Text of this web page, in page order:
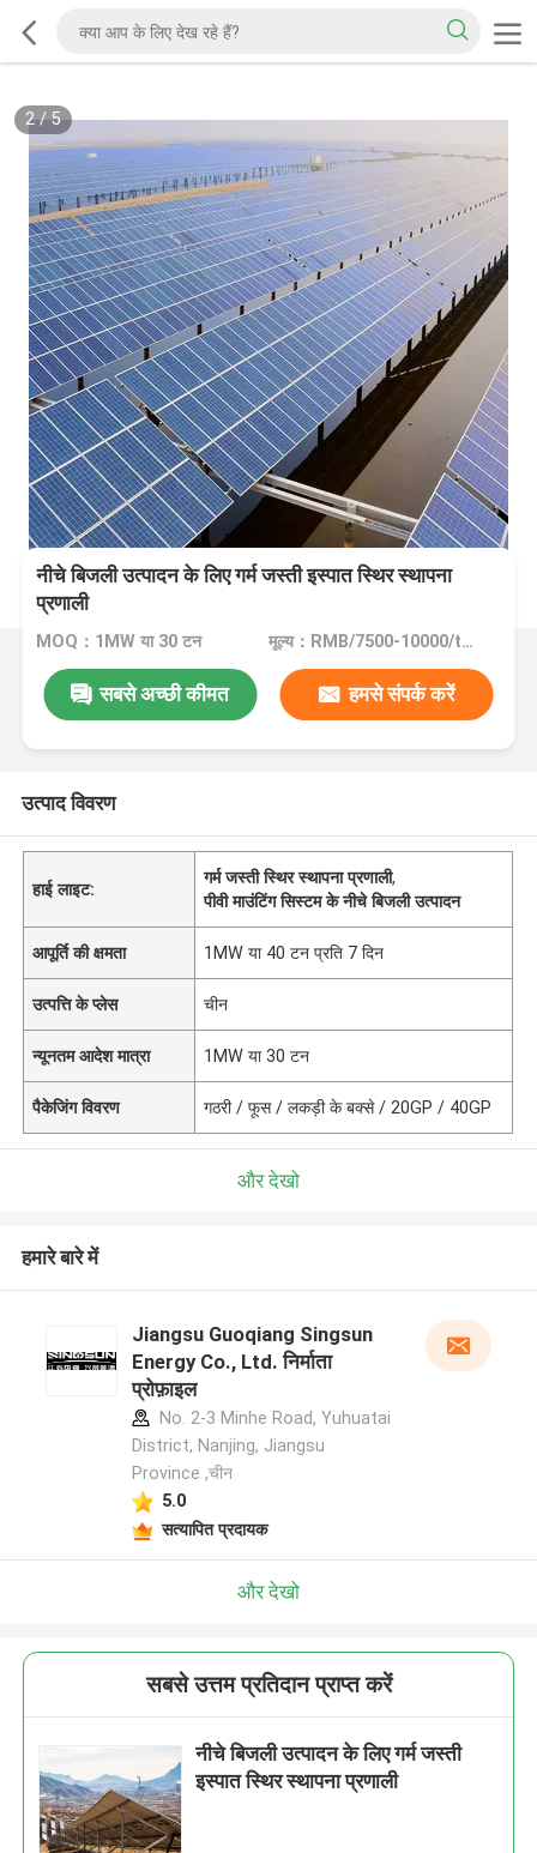
2/5
नीचे बिजली उत्पादन के लिए गर्म जस्ती इस्पात स्थिर स्थापना
प्रणाली
MOQ：1MW या 30 टन मूल्य：RMB/7500-10000/tons
सबसे अच्छी कीमत हमसे संपर्क करें
उत्पाद विवरण
हाई लाइट:
गर्म जस्ती स्थिर स्थापना प्रणाली,
पीवी माउंटिंग सिस्टम के नीचे बिजली उत्पादन
आपूर्ति की क्षमता 1MW या 40 टन प्रति 7 दिन
उत्पत्ति के प्लेस चीन
न्यूनतम आदेश मात्रा 1MW या 30 टन
पैकेजिंग विवरण गठरी / फूस / लकड़ी के बक्से / 20GP / 40GP
और देखो
हमारे बारे में
Jiangsu Guoqiang Singsun
Energy Co., Ltd. निर्माता
प्रोफ़ाइल
No. 2-3 Minhe Road, Yuhuatai
District, Nanjing, Jiangsu
Province ,चीन
5.0
सत्यापित प्रदायक
और देखो
सबसे उत्तम प्रतिदान प्राप्त करें
नीचे बिजली उत्पादन के लिए गर्म जस्ती
इस्पात स्थिर स्थापना प्रणाली